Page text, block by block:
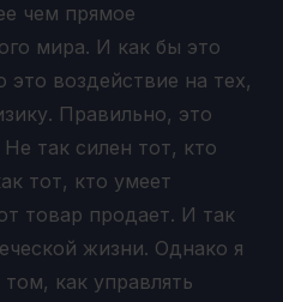
чем прямое
мира. И как бы это
это воздействие на тех,
Правильно, это
так силен тот, кто
тот, кто умеет
товар продает. И так
жизни. Однако я
как управлять